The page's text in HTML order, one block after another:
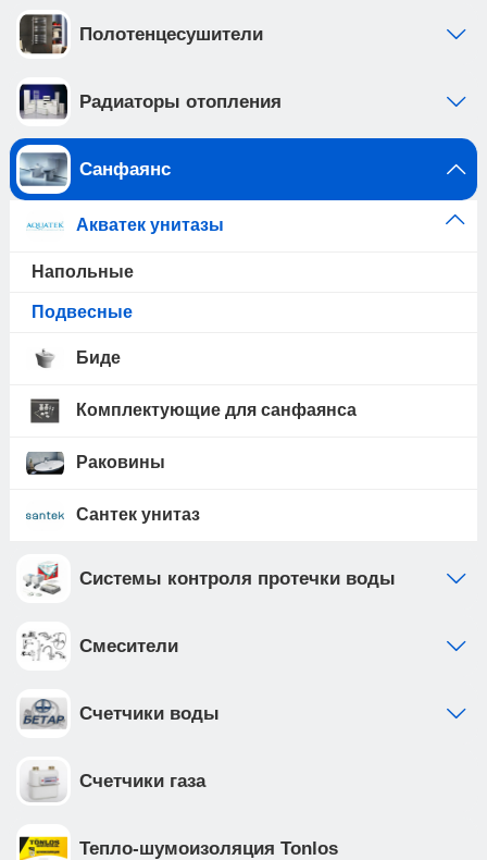
Полотенцесушители
Радиаторы отопления
Санфаянс
Акватек унитазы
Напольные
Подвесные
Биде
Комплектующие для санфаянса
Раковины
Сантек унитаз
Системы контроля протечки воды
Смесители
Счетчики воды
Счетчики газа
Тепло-шумоизоляция Tonlos